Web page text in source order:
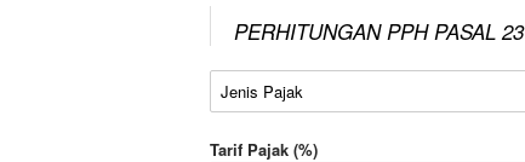
PERHITUNGAN PPH PASAL 23
Jenis Pajak
Tarif Pajak (%)